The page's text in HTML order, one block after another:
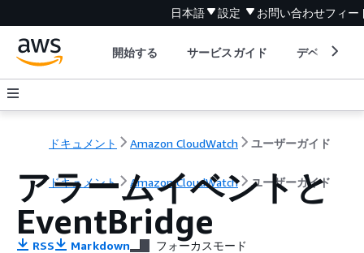
日本語 設定 お問い合わせフィー
開始する サービスガイド デベロッパ
ドキュメント Amazon CloudWatch ユーザーガイド
ドキュメント Amazon CloudWatch ユーザーガイド
アラームイベントと
EventBridge
RSS Markdown フォーカスモード